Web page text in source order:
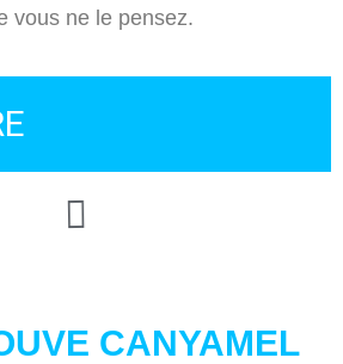
vous ne le pensez.
CANYAMEL